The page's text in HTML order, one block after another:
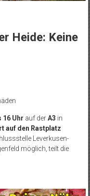
Heide: Keine
16 Uhr auf derA3 in
auf den Rastplatz
Leverkusen-
möglich, teilt die